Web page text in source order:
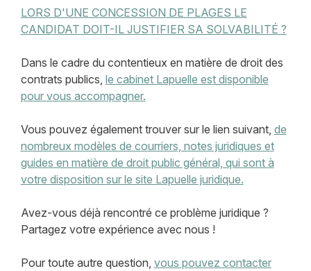
LORS D'UNE CONCESSION DE PLAGES LE
CANDIDAT DOIT-IL JUSTIFIER SA SOLVABILITÉ ?
Dans le cadre du contentieux en matière de droit des
contrats publics, le cabinet Lapuelle est disponible
pour vous accompagner.
Vous pouvez également trouver sur le lien suivant, de
nombreux modèles de courriers, notes juridiques et
guides en matière de droit public général, qui sont à
votre disposition sur le site Lapuelle juridique.
Avez-vous déjà rencontré ce problème juridique ?
Partagez votre expérience avec nous !
Pour toute autre question, vous pouvez contacter